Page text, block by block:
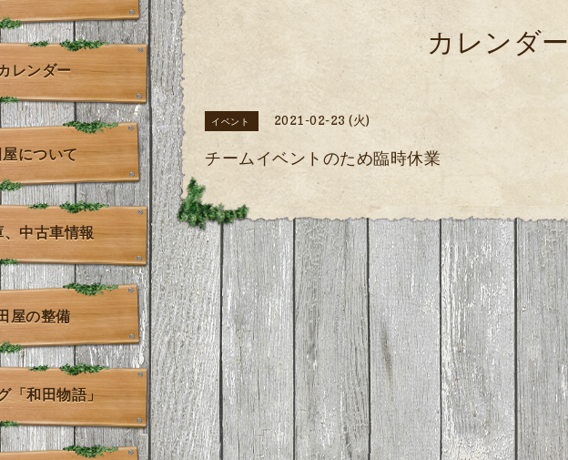
カレンダー
イベント 2021-02-23 (火)
チームイベントのため臨時休業
レンダー
について
、中古車情報
屋の整備
「和田物語」